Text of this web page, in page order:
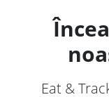
Eat &